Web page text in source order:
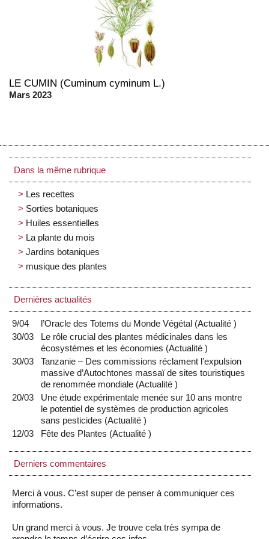
LE CUMIN (Cuminum cyminum L.)
Mars 2023
Dans la même rubrique
Les recettes
Sorties botaniques
Huiles essentielles
La plante du mois
Jardins botaniques
musique des plantes
Dernières actualités
9/04 l’Oracle des Totems du Monde Végétal (Actualité)
30/03
Le rôle crucial des plantes médicinales dans les
écosystèmes et les économies (Actualité)
30/03
Tanzanie – Des commissions réclament l’expulsion
massive d’Autochtones massaï de sites touristiques
de renommée mondiale (Actualité)
20/03
Une étude expérimentale menée sur 10 ans montre
le potentiel de systèmes de production agricoles
sans pesticides (Actualité)
12/03
Fête des Plantes (Actualité)
Derniers commentaires
Merci à vous. C’est super de penser à communiquer ces
informations.
Un grand merci à vous. Je trouve cela très sympa de